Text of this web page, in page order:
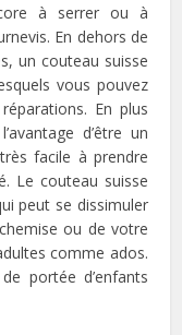
à serrer ou à
En dehors de
un couteau suisse
vous pouvez
En plus
d’être un
facile à prendre
Le couteau suisse
peut se dissimuler
ou de votre
comme ados.
portée d’enfants